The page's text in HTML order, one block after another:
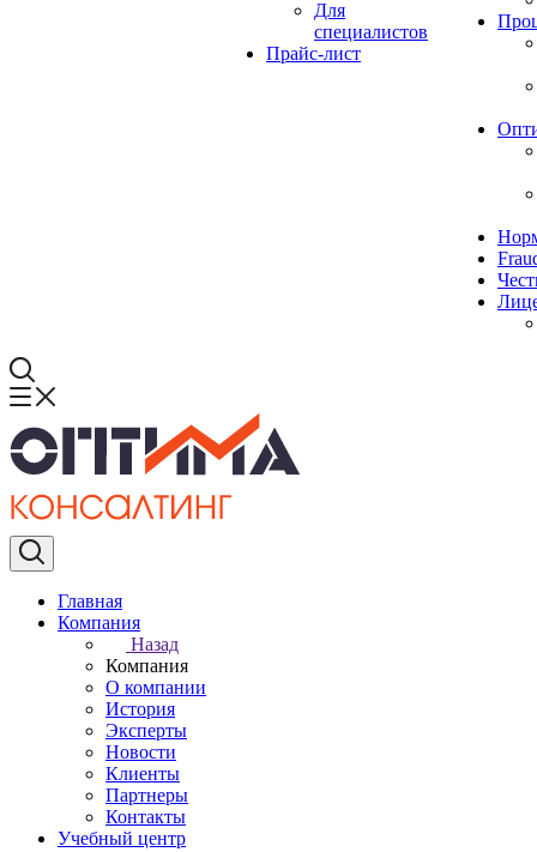
Для
специалистов
Прайс-лист
Главная
Компания
Назад
Компания
О компании
История
Эксперты
Новости
Клиенты
Партнеры
Контакты
Учебный центр